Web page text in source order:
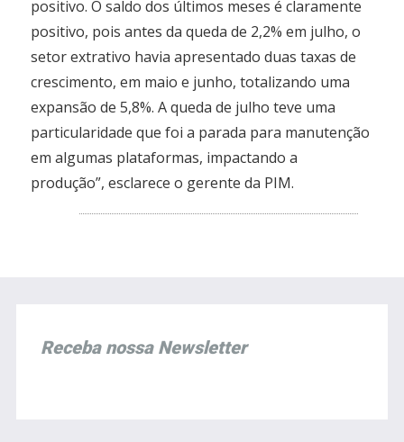
positivo. O saldo dos últimos meses é claramente
positivo, pois antes da queda de 2,2% em julho, o
setor extrativo havia apresentado duas taxas de
crescimento, em maio e junho, totalizando uma
expansão de 5,8%. A queda de julho teve uma
particularidade que foi a parada para manutenção
em algumas plataformas, impactando a
produção”, esclarece o gerente da PIM.
Receba nossa Newsletter